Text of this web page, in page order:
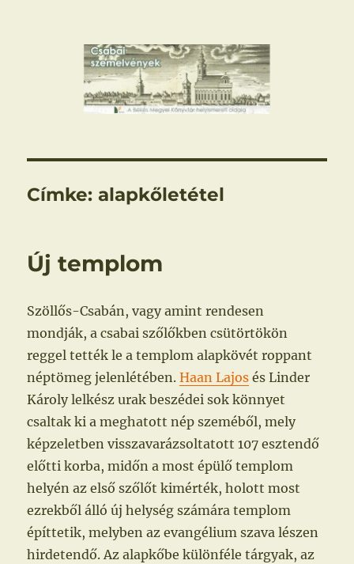
Csabai szemelvények
Címke:alapkőletétel
Új templom
Szöllős-Csabán, vagy amint rendesen
mondják, a csabai szőlőkben csütörtökön
reggel tették le a templom alapkövét roppant
néptömeg jelenlétében.Haan Lajos és Linder
Károly lelkész urak beszédei sok könnyet
csaltak ki a meghatott nép szeméből, mely
képzeletben visszavarázsoltatott 107 esztendő
előtti korba, midőn a most épülő templom
helyén az első szőlőt kimérték, holott most
ezrekből álló új helység számára templom
építtetik, melyben az evangélium szava lészen
hirdetendő. Az alapkőbe különféle tárgyak, az